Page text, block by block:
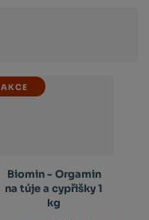
AKCE
Biomin - Orgamin
na túje a cypřišky 1
kg